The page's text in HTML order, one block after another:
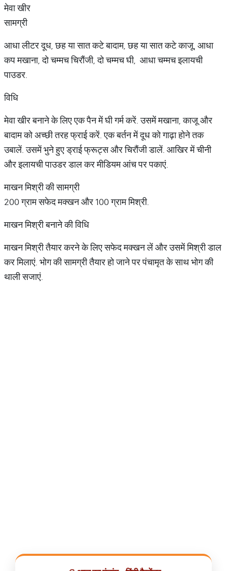
मेवा खीर
सामग्री
आधा लीटर दूध, छह या सात कटे बादाम, छह या सात कटे काजू, आधा
कप मखाना, दो चम्मच चिरौंजी, दो चम्मच घी, आधा चम्मच इलायची
पाउडर.
विधि
मेवा खीर बनाने के लिए एक पैन में घी गर्म करें. उसमें मखाना, काजू और
बादाम को अच्छी तरह फ्राई करें. एक बर्तन में दूध को गाढ़ा होने तक
उबालें. उसमें भुने हुए ड्राई फ्रूट्स और चिरौंजी डालें. आखिर में चीनी
और इलायची पाउडर डाल कर मीडियम आंच पर पकाएं.
माखन मिश्री की सामग्री
200 ग्राम सफेद मक्खन और 100 ग्राम मिश्री.
माखन मिश्री बनाने की विधि
माखन मिश्री तैयार करने के लिए सफेद मक्खन लें और उसमें मिश्री डाल
कर मिलाएं. भोग की सामग्री तैयार हो जाने पर पंचामृत के साथ भोग की
थाली सजाएं.